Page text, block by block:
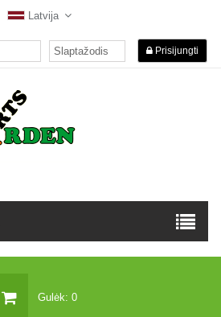
Latvija
Prisijungti
Gulėk: 0